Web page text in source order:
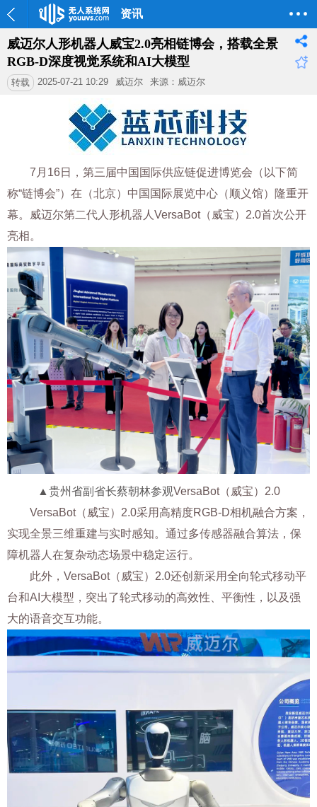
资讯
威迈尔人形机器人威宝2.0亮相链博会，搭载全景
RGB-D深度视觉系统和AI大模型
转载 2025-07-21 10:29 威迈尔 来源：威迈尔
7月16日， 第三届中国国际供应链促进博览会 （以下简
称“链博会”）在（北京）中国国际展览中心（顺义馆）隆重开
幕。威迈尔第二代人形机器人VersaBot（威宝）2.0首次公开
亮相。
▲ 贵州省副省长蔡朝林参观VersaBot（威宝）2.0
VersaBot（威宝）2.0采用高精度RGB-D相机融合方案，
实现全景三维重建与实时感知。通过多传感器融合算法，保
障机器人在复杂动态场景中稳定运行。
此外，VersaBot（威宝）2.0还创新采用全向轮式移动平
台和AI大模型，突出了轮式移动的高效性、平衡性，以及强
大的语音交互功能。